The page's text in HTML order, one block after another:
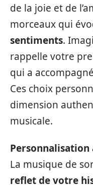
de la joie et de
morceaux qui
sentiments.
rappelle votre
qui a
Ces choix
dimension
musicale.
La musique de
reflet de votre